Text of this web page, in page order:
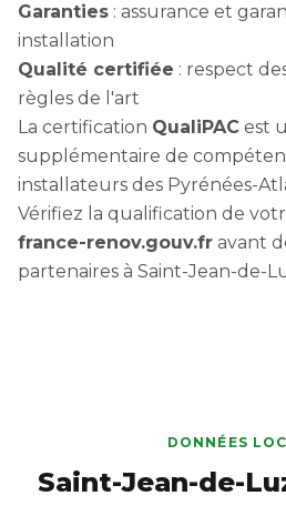
Garanties : assurance et
installation
Qualité certifiée : respect
règles de l'art
La certification QualiPAC est
supplémentaire de
installateurs des Pyrénées-
Vérifiez la qualification de
france-renov.gouv.fr avant
partenaires à Saint-Jean-de-
DONNÉES
Saint-Jean-de-